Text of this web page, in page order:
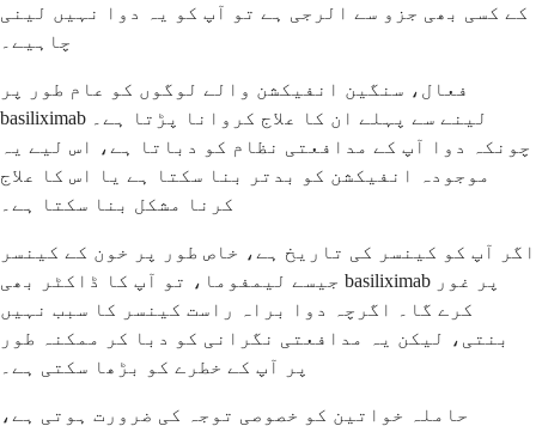
کے کسی بھی جزو سے الرجی ہے تو آپ کو یہ دوا نہیں لینی
چاہیے۔
فعال، سنگین انفیکشن والے لوگوں کو عام طور پر
basiliximab لینے سے پہلے ان کا علاج کروانا پڑتا ہے۔
چونکہ دوا آپ کے مدافعتی نظام کو دباتا ہے، اس لیے یہ
موجودہ انفیکشن کو بدتر بنا سکتا ہے یا اس کا علاج
کرنا مشکل بنا سکتا ہے۔
اگر آپ کو کینسر کی تاریخ ہے، خاص طور پر خون کے کینسر
جیسے لیمفوما، تو آپ کا ڈاکٹر بھی basiliximab پر غور
کرے گا۔ اگرچہ دوا براہ راست کینسر کا سبب نہیں
بنتی، لیکن یہ مدافعتی نگرانی کو دبا کر ممکنہ طور
پر آپ کے خطرے کو بڑھا سکتی ہے۔
حاملہ خواتین کو خصوصی توجہ کی ضرورت ہوتی ہے،